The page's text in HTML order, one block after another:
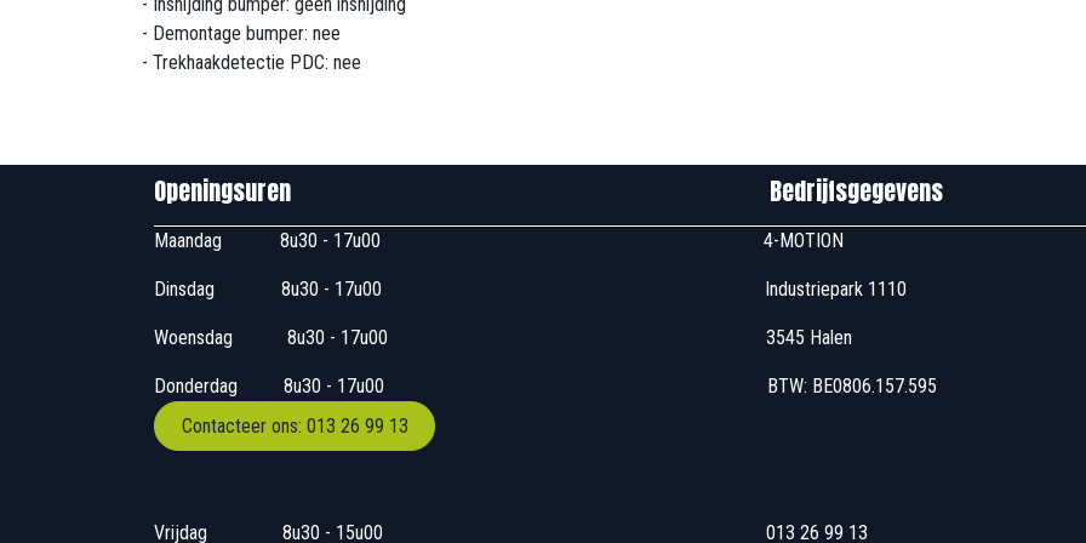
- Insnijding bumper: geen insnijding
- Demontage bumper: nee
- Trekhaakdetectie PDC: nee
Openingsuren Bedrijfsgegevens
Maandag ​8u30 - 17u00 4-MOTION
Dinsdag ​8u30 - 17u00 Industriepark 1110
Woensdag ​​​ 8u30 - 17u00 3545 Halen
Donderdag
​​8u30 - 17u00 BTW:
Contacteer ons: 013 26 99 13
Vrijdag ​8u30 - 15u00 013 26 99 13